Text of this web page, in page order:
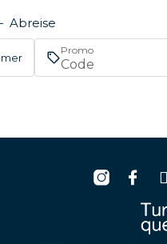
Abreise
Promo